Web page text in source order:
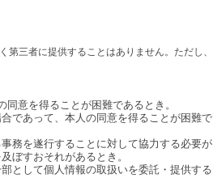
三者に提供することはありません。ただし、
意を得ることが困難であるとき。
であって、本人の同意を得ることが困難で
務を遂行することに対して協力する必要が
ぼすおそれがあるとき。
として個人情報の取扱いを委託・提供する